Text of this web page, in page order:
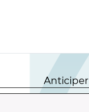
Anticiper